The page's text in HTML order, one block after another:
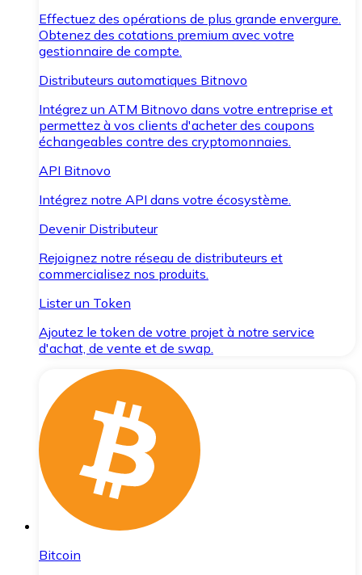
Effectuez des opérations de plus grande envergure.
Obtenez des cotations premium avec votre
gestionnaire de compte.
Distributeurs automatiques Bitnovo
Intégrez un ATM Bitnovo dans votre entreprise et
permettez à vos clients d'acheter des coupons
échangeables contre des cryptomonnaies.
API Bitnovo
Intégrez notre API dans votre écosystème.
Devenir Distributeur
Rejoignez notre réseau de distributeurs et
commercialisez nos produits.
Lister un Token
Ajoutez le token de votre projet à notre service
d'achat, de vente et de swap.
Bitcoin